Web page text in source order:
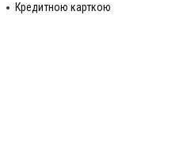
Кредитною карткою